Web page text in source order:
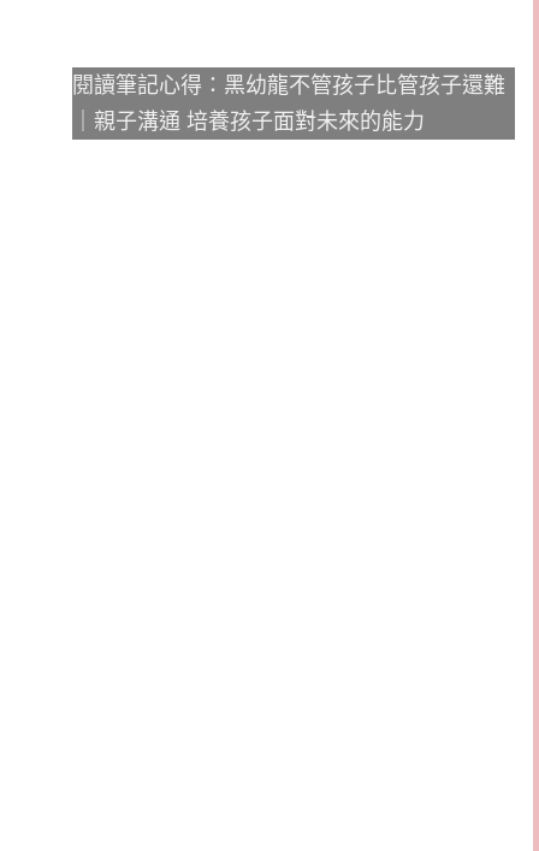
閱讀筆記心得：黑幼龍不管孩子比管孩子還難
｜親子溝通 培養孩子面對未來的能力